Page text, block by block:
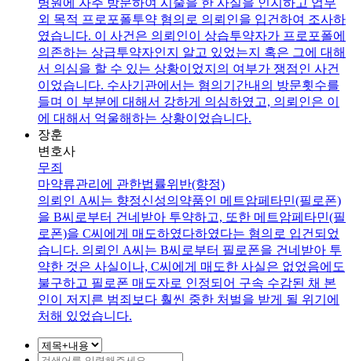
외 목적 프로포폴투약 혐의로 의뢰인을 입건하여 조사하
였습니다. 이 사건은 의뢰인이 상습투약자가 프로포폴에
의존하는 상급투약자인지 알고 있었는지 혹은 그에 대해
서 의심을 할 수 있는 상황이었지의 여부가 쟁점인 사건
이었습니다. 수사기관에서는 혐의기간내의 방문횟수를
들며 이 부분에 대해서 강하게 의심하였고, 의뢰인은 이
에 대해서 억울해하는 상황이었습니다.
장훈
변호사
무죄
마약류관리에 관한법률위반(향정)
의뢰인 A씨는 향정신성의약품인 메트암페타민(필로폰)
을 B씨로부터 건네받아 투약하고, 또한 메트암페타민(필
로폰)을 C씨에게 매도하였다하였다는 혐의로 입건되었
습니다. 의뢰인 A씨는 B씨로부터 필로폰을 건네받아 투
약한 것은 사실이나, C씨에게 매도한 사실은 없었음에도
불구하고 필로폰 매도자로 인정되어 구속 수감된 채 본
인이 저지른 범죄보다 훨씬 중한 처벌을 받게 될 위기에
처해 있었습니다.